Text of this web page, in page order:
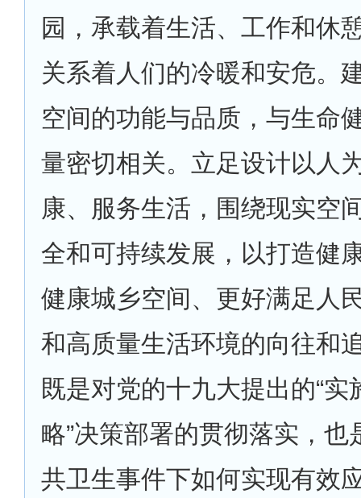
园，承载着生活、工作和休
关系着人们的冷暖和安危。
空间的功能与品质，与生命
量密切相关。立足设计以人
康、服务生活，围绕现实空
全和可持续发展，以打造健
健康城乡空间、更好满足人
和高质量生活环境的向往和
既是对党的十九大提出的“实
略”决策部署的贯彻落实，也
共卫生事件下如何实现有效